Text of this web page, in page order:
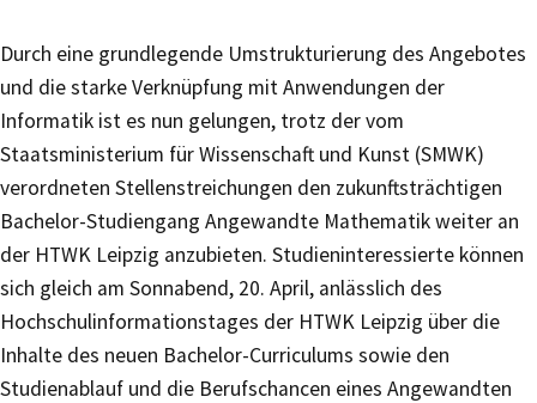
Durch eine grundlegende Umstrukturierung des Angebotes
und die starke Verknüpfung mit Anwendungen der
Informatik ist es nun gelungen, trotz der vom
Staatsministerium für Wissenschaft und Kunst (SMWK)
verordneten Stellenstreichungen den zukunftsträchtigen
Bachelor-Studiengang Angewandte Mathematik weiter an
der HTWK Leipzig anzubieten. Studieninteressierte können
sich gleich am Sonnabend, 20. April, anlässlich des
Hochschulinformationstages der HTWK Leipzig über die
Inhalte des neuen Bachelor-Curriculums sowie den
Studienablauf und die Berufschancen eines Angewandten